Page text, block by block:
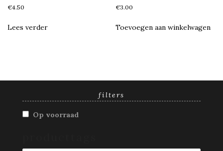
€4.50
Lees verder
€3.00
Toevoegen aan winkelwagen
filters
Op voorraad